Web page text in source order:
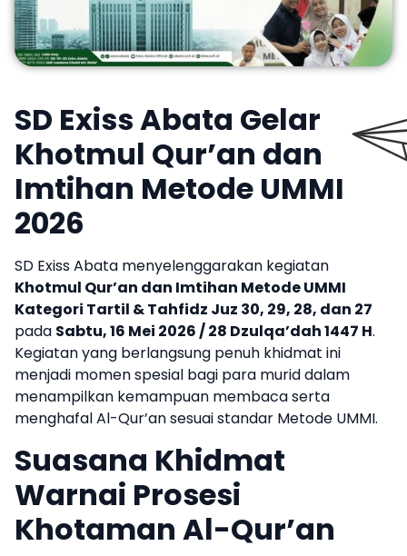
SD Exiss Abata Gelar
Khotmul Qur’an dan
Imtihan Metode UMMI
2026
SD Exiss Abata menyelenggarakan kegiatan
Khotmul Qur’an dan Imtihan Metode UMMI
Kategori Tartil & Tahfidz Juz 30, 29, 28, dan 27
pada Sabtu, 16 Mei 2026 / 28 Dzulqa’dah 1447 H.
Kegiatan yang berlangsung penuh khidmat ini
menjadi momen spesial bagi para murid dalam
menampilkan kemampuan membaca serta
menghafal Al-Qur’an sesuai standar Metode UMMI.
Suasana Khidmat
Warnai Prosesi
Khotaman Al-Qur’an